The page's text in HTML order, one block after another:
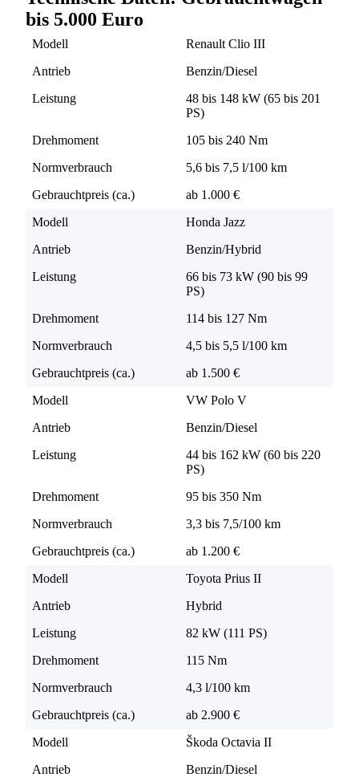
bis 5.000 Euro
Modell
Renault Clio III
Antrieb
Benzin/Diesel
Leistung
48 bis 148 kW (65 bis 201
PS)
Drehmoment
105 bis 240 Nm
Normverbrauch
5,6 bis 7,5 l/100 km
Gebrauchtpreis (ca.)
ab 1.000 €
Modell
Honda Jazz
Antrieb
Benzin/Hybrid
Leistung
66 bis 73 kW (90 bis 99
PS)
Drehmoment
114 bis 127 Nm
Normverbrauch
4,5 bis 5,5 l/100 km
Gebrauchtpreis (ca.)
ab 1.500 €
Modell
VW Polo V
Antrieb
Benzin/Diesel
Leistung
44 bis 162 kW (60 bis 220
PS)
Drehmoment
95 bis 350 Nm
Normverbrauch
3,3 bis 7,5/100 km
Gebrauchtpreis (ca.)
ab 1.200 €
Modell
Toyota Prius II
Antrieb
Hybrid
Leistung
82 kW (111 PS)
Drehmoment
115 Nm
Normverbrauch
4,3 l/100 km
Gebrauchtpreis (ca.)
ab 2.900 €
Modell
Škoda Octavia II
Antrieb
Benzin/Diesel